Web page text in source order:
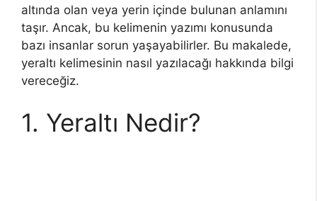
altında olan veya yerin içinde bulunan anlamını
taşır. Ancak, bu kelimenin yazımı konusunda
bazı insanlar sorun yaşayabilirler. Bu makalede,
yeraltı kelimesinin nasıl yazılacağı hakkında bilgi
vereceğiz.
1. Yeraltı Nedir?